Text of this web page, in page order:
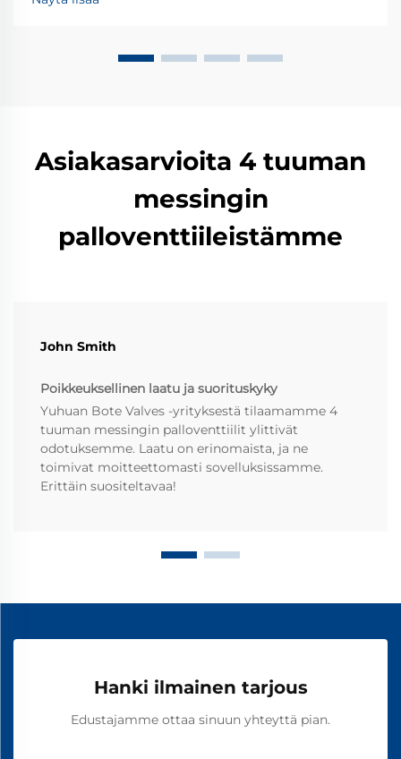
valintoja vesijärjestelmiin, joiden tulisi kestää vuosia.
Asiakasarvioita 4 tuuman
messingin
palloventtiileistämme
John Smith
Poikkeuksellinen laatu ja suorituskyky
Yuhuan Bote Valves -yrityksestä tilaamamme 4
tuuman messingin palloventtiilit ylittivät
odotuksemme. Laatu on erinomaista, ja ne
toimivat moitteettomasti sovelluksissamme.
Erittäin suositeltavaa!
Hanki ilmainen tarjous
Edustajamme ottaa sinuun yhteyttä pian.